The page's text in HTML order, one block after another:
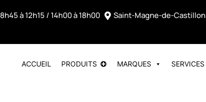
8h45 à 12h15 / 14h00 à 18h00 Saint-Magne-de-Castillon
ACCUEIL PRODUITS MARQUES SERVICES